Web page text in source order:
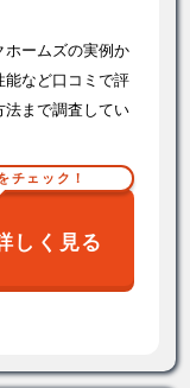
ホームズの実例か
能など口コミで評
法まで調査してい
チェック！
しく見る